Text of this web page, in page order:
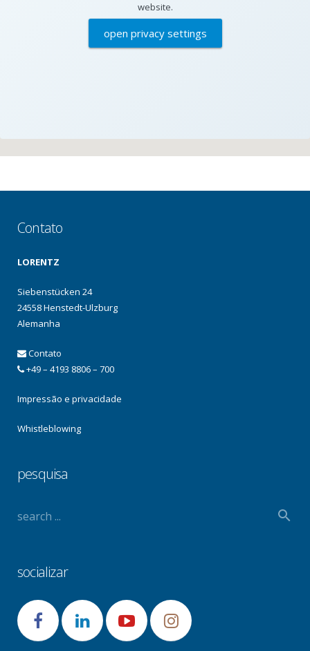
website.
open privacy settings
Contato
LORENTZ
Siebenstücken 24
24558 Henstedt-Ulzburg
Alemanha
Contato
+49 – 4193 8806 – 700
Impressão e privacidade
Whistleblowing
pesquisa
socializar